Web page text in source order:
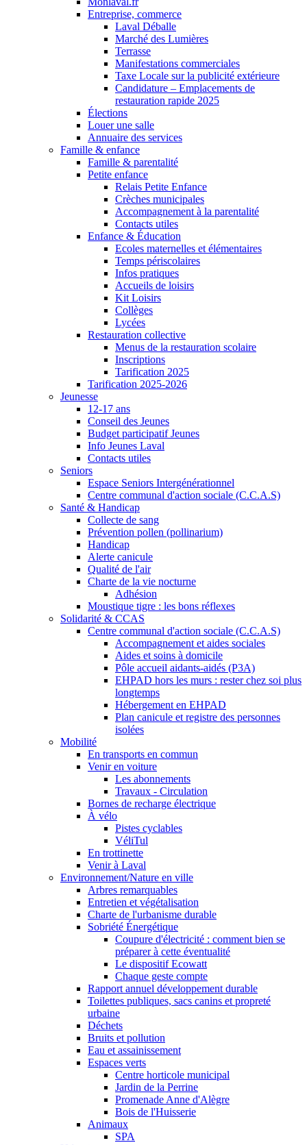
Entreprise, commerce
Laval Déballe
Marché des Lumières
Terrasse
Manifestations commerciales
Taxe Locale sur la publicité extérieure
Candidature – Emplacements de
restauration rapide 2025
Élections
Louer une salle
Annuaire des services
Famille & enfance
Famille & parentalité
Petite enfance
Relais Petite Enfance
Crèches municipales
Accompagnement à la parentalité
Contacts utiles
Enfance & Éducation
Ecoles maternelles et élémentaires
Temps périscolaires
Infos pratiques
Accueils de loisirs
Kit Loisirs
Collèges
Lycées
Restauration collective
Menus de la restauration scolaire
Inscriptions
Tarification 2025
Tarification 2025-2026
Jeunesse
12-17 ans
Conseil des Jeunes
Budget participatif Jeunes
Info Jeunes Laval
Contacts utiles
Seniors
Espace Seniors Intergénérationnel
Centre communal d'action sociale (C.C.A.S)
Santé & Handicap
Collecte de sang
Prévention pollen (pollinarium)
Handicap
Alerte canicule
Qualité de l'air
Charte de la vie nocturne
Adhésion
Moustique tigre : les bons réflexes
Solidarité & CCAS
Centre communal d'action sociale (C.C.A.S)
Accompagnement et aides sociales
Aides et soins à domicile
Pôle accueil aidants-aidés (P3A)
EHPAD hors les murs : rester chez soi plus
longtemps
Hébergement en EHPAD
Plan canicule et registre des personnes
isolées
Mobilité
En transports en commun
Venir en voiture
Les abonnements
Travaux - Circulation
Bornes de recharge électrique
À vélo
Pistes cyclables
VéliTul
En trottinette
Venir à Laval
Environnement/Nature en ville
Arbres remarquables
Entretien et végétalisation
Charte de l'urbanisme durable
Sobriété Énergétique
Coupure d'électricité : comment bien se
préparer à cette éventualité
Le dispositif Ecowatt
Chaque geste compte
Rapport annuel développement durable
Toilettes publiques, sacs canins et propreté
urbaine
Déchets
Bruits et pollution
Eau et assainissement
Espaces verts
Centre horticole municipal
Jardin de la Perrine
Promenade Anne d'Alègre
Bois de l'Huisserie
Animaux
SPA